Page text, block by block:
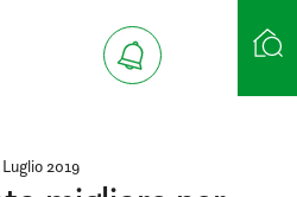
Luglio 2019